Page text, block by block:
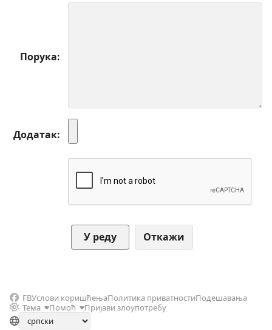
Порука
Додатак
Откажи
FBУслови коришћењаПолитика приватностиПодешавања
Тема
Помоћ Пријави злоупотребу